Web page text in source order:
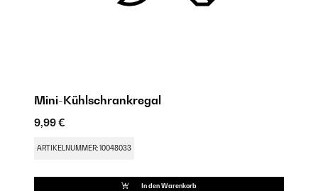
Mini-Kühlschrankregal
9,99 €
ARTIKELNUMMER: 10048033
In den Warenkorb